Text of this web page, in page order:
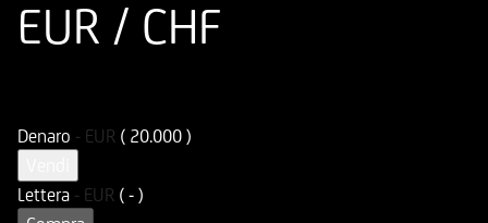
EUR / CHF
Denaro - EUR ( 20.000 )
Lettera - EUR ( - )